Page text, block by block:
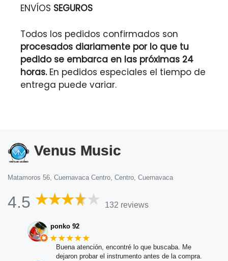
ENVÍOS SEGUROS
Todos los pedidos confirmados son
procesados diariamente por lo que tu
pedido se embarca en las próximas 24
horas.En pedidos especiales el tiempo de
entrega puede variar.
Venus Music
Matamoros 56, Cuernavaca Centro, Centro, Cuernavaca
4.5 132 reviews
ponko 92
★★★★★
Buena atención, encontré lo que buscaba. Me
dejaron probar el instrumento antes de la compra.